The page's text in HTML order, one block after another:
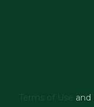
Terms of Use and